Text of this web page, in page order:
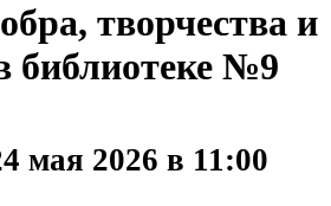
творчества и
библиотеке №9
мая 2026 в 11:00